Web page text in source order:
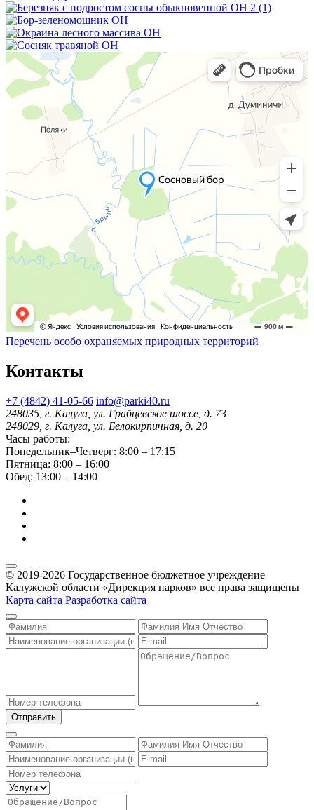
Перечень особо охраняемых природных территорий
Контакты
+7 (4842) 41-05-66 info@parki40.ru
248035, г. Калуга, ул. Грабцевское шоссе, д. 73
248029, г. Калуга, ул. Белокирпичная, д. 20
Часы работы:
Понедельник–Четверг: 8:00 – 17:15
Пятница: 8:00 – 16:00
Обед: 13:00 – 14:00
© 2019-2026 Государственное бюджетное учреждение
Калужской области «Дирекция парков» все права защищены
Карта сайта Разработка сайта
Отправить